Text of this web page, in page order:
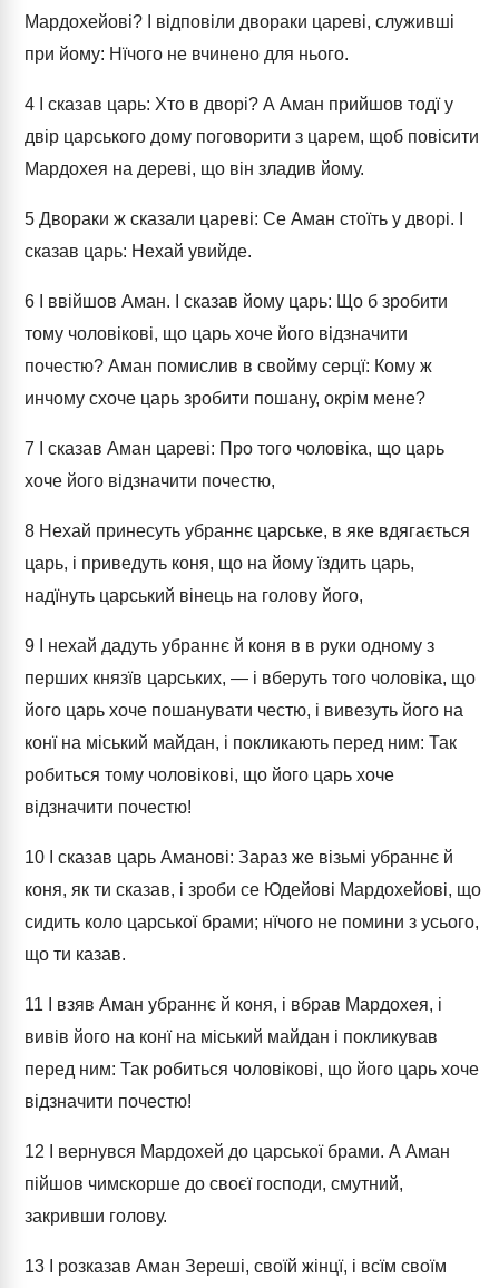
Мардохейові? І відповіли двораки цареві, служивші
при йому: Нїчого не вчинено для нього.
4 І сказав царь: Хто в дворі? А Аман прийшов тодї у
двір царського дому поговорити з царем, щоб повісити
Мардохея на дереві, що він зладив йому.
5 Двораки ж сказали цареві: Се Аман стоїть у дворі. І
сказав царь: Нехай увийде.
6 І ввійшов Аман. І сказав йому царь: Що б зробити
тому чоловікові, що царь хоче його відзначити
почестю? Аман помислив в свойму серцї: Кому ж
инчому схоче царь зробити пошану, окрім мене?
7 І сказав Аман цареві: Про того чоловіка, що царь
хоче його відзначити почестю,
8 Нехай принесуть убраннє царське, в яке вдягається
царь, і приведуть коня, що на йому їздить царь,
надїнуть царський вінець на голову його,
9 І нехай дадуть убраннє й коня в в руки одному з
перших князїв царських, — і вберуть того чоловіка, що
його царь хоче пошанувати честю, і вивезуть його на
конї на міський майдан, і покликають перед ним: Так
робиться тому чоловікові, що його царь хоче
відзначити почестю!
10 І сказав царь Аманові: Зараз же візьмі убраннє й
коня, як ти сказав, і зроби се Юдейові Мардохейові, що
сидить коло царської брами; нїчого не помини з усього,
що ти казав.
11 І взяв Аман убраннє й коня, і вбрав Мардохея, і
вивів його на конї на міський майдан і покликував
перед ним: Так робиться чоловікові, що його царь хоче
відзначити почестю!
12 І вернувся Мардохей до царської брами. А Аман
пійшов чимскорше до своєї господи, смутний,
закривши голову.
13 І розказав Аман Зереші, своїй жінцї, і всїм своїм